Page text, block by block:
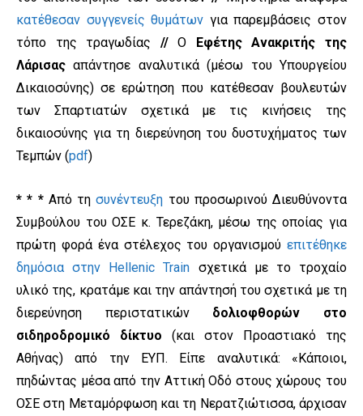
κατέθεσαν συγγενείς θυμάτων για παρεμβάσεις στον
τόπο της τραγωδίας //Ο
Εφέτης Ανακριτής της
Λάρισας απάντησε αναλυτικά (μέσω του Υπουργείου
Δικαιοσύνης) σε ερώτηση που κατέθεσαν βουλευτών
των Σπαρτιατών σχετικά με τις κινήσεις της
δικαιοσύνης για τη διερεύνηση του δυστυχήματος των
Τεμπών (pdf)
* * *Από τησυνέντευξη του προσωρινού Διευθύνοντα
Συμβούλου του ΟΣΕ κ. Τερεζάκη, μέσω της οποίας για
πρώτη φορά ένα στέλεχος του οργανισμού επιτέθηκε
δημόσια στην Hellenic Train σχετικά με το τροχαίο
υλικό της, κρατάμε και την απάντησή του σχετικά με τη
διερεύνηση περιστατικών δολιοφθορών στο
σιδηροδρομικό δίκτυο (και στον Προαστιακό της
Αθήνας) από την ΕΥΠ. Είπε αναλυτικά: «Κάποιοι,
πηδώντας µέσα από την Αττική Οδό στους χώρους του
ΟΣΕ στη Μεταμόρφωση και τη Νερατζιώτισσα, άρχισαν